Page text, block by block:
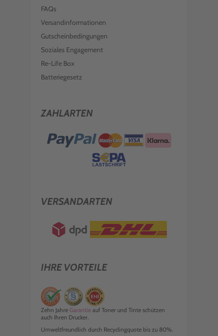
FAQs
Versandinformationen
Gutscheinbedingungen
Soziales Engagement
Re-Life Box
Batteriegesetz
ZAHLARTEN
VERSANDARTEN
IHRE VORTEILE
Zehn Jahre Garantie auf Toner und Tinte schützen
auch Ihren Drucker.
Umweltfreundlich durch Recyclingquote bis zu 80%.